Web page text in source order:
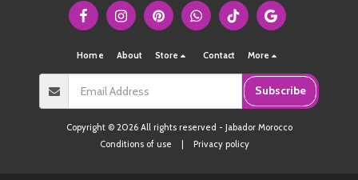
petits garçons, offrant un mélange
parfait entre confort moderne et
prestige traditionnel.
enfants et le raffinement de
l'artisanat marocain. Son coloris Beige
Sable est à la fois doux, lumineux et
Home About Store Contact More
Subscribe
Copyright © 2026 All rights reserved - Jabador Morocco
Conditions of use | Privacy policy